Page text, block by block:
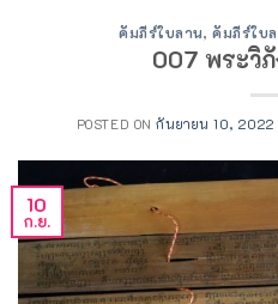
คัมภีร์ใบลาน,คัมภีร์ใบ
007 พระวิภั
POSTED ONกันยายน 10, 2022
10
ก.ย.